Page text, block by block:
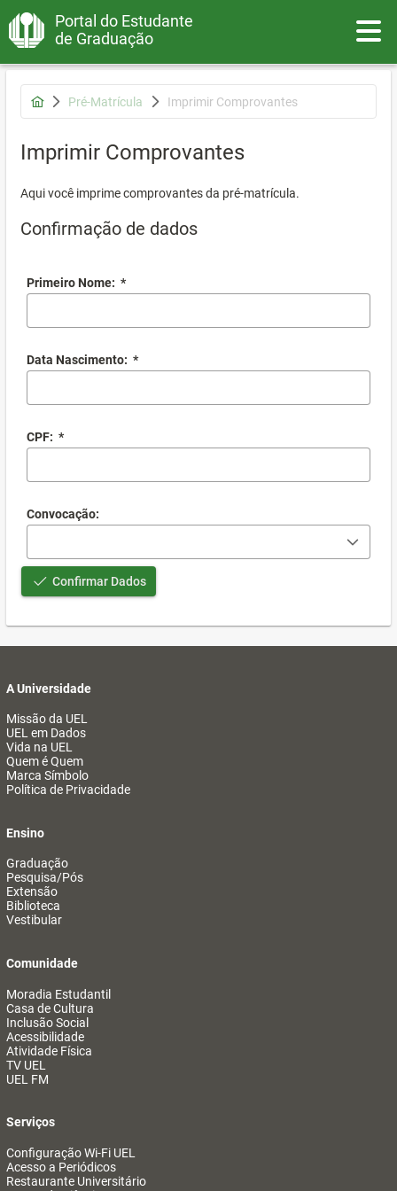
Portal do Estudante
de Graduação
Pré-Matrícula Imprimir Comprovantes
Imprimir Comprovantes
Aqui você imprime comprovantes da pré-matrícula.
Confirmação de dados
Primeiro Nome: *
Data Nascimento: *
CPF: *
Convocação:
Confirmar Dados
A Universidade
Missão da UEL
UEL em Dados
Vida na UEL
Quem é Quem
Marca Símbolo
Política de Privacidade
Ensino
Graduação
Pesquisa/Pós
Extensão
Biblioteca
Vestibular
Comunidade
Moradia Estudantil
Casa de Cultura
Inclusão Social
Acessibilidade
Atividade Física
TV UEL
UEL FM
Serviços
Configuração Wi-Fi UEL
Acesso a Periódicos
Restaurante Universitário